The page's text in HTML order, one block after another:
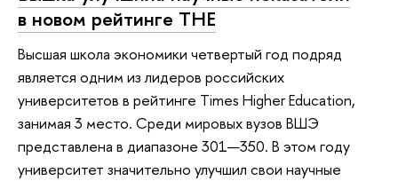
в новом рейтинге THE
Высшая школа экономики четвертый год подряд
является одним из лидеров российских
университетов в рейтинге Times Higher Education,
занимая 3 место. Среди мировых вузов ВШЭ
представлена в диапазоне 301—350. В этом году
университет значительно улучшил свои научные